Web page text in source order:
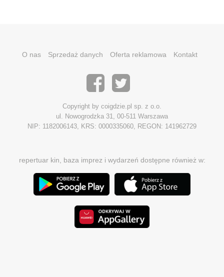
O nas Sprzedaż danych Oferta reklamowa Kontakt
Copyright by coigdzie.pl sp. z o.o.
ul. Nowogrodzka 31, 00-511 Warszawa
NIP: 1182006143, KRS: 0000335060, REGON: 141962729
repertuar kin, baza imprez i wydarzeń dostępne również w: